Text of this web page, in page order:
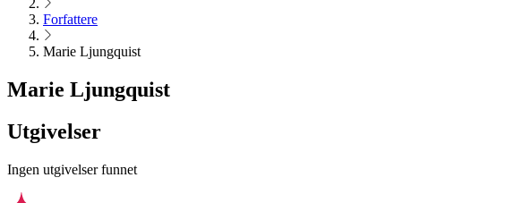
Forfattere
Marie Ljungquist
Marie Ljungquist
Utgivelser
Ingen utgivelser funnet